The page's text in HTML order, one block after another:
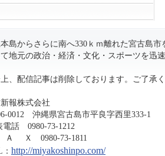
島からさらに南へ330ｋｍ離れた宮古島
地元の政治・経済・文化・スポーツを迅
、配信記事は削除しております。ご了承く
報株式会社
0012 沖縄県宮古島市平良字西里333-1
73-1212
73-1811
http://miyakoshinpo.com/